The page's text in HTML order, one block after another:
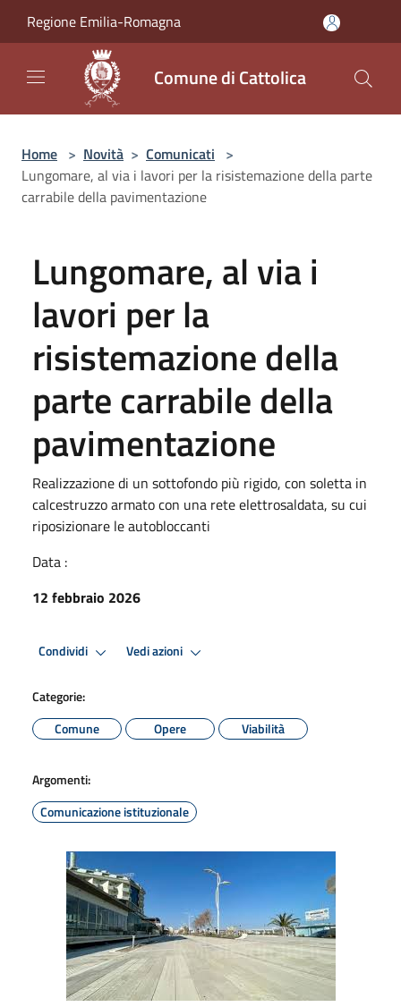
Regione Emilia-Romagna
Comune di Cattolica
Home > Novità > Comunicati >
Lungomare, al via i lavori per la risistemazione della parte
carrabile della pavimentazione
Lungomare, al via i
lavori per la
risistemazione della
parte carrabile della
pavimentazione
Realizzazione di un sottofondo più rigido, con soletta in
calcestruzzo armato con una rete elettrosaldata, su cui
riposizionare le autobloccanti
Data :
12 febbraio 2026
Condividi Vedi azioni
Categorie:
Comune
Opere Viabilità
Argomenti:
Comunicazione istituzionale